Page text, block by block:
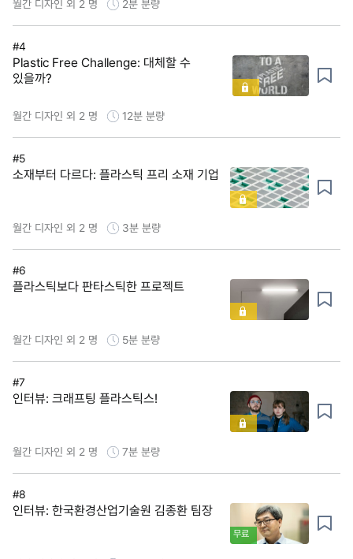
월간 디자인 외 2 명 2분 분량
#4
Plastic Free Challenge: 대체할 수
있을까?
월간 디자인 외 2 명 12분 분량
#5
소재부터 다르다: 플라스틱 프리 소재 기업
월간 디자인 외 2 명 3분 분량
#6
플라스틱보다 판타스틱한 프로젝트
월간 디자인 외 2 명 5분 분량
#7
인터뷰: 크래프팅 플라스틱스!
월간 디자인 외 2 명 7분 분량
#8
인터뷰: 한국환경산업기술원 김종환 팀장
무료